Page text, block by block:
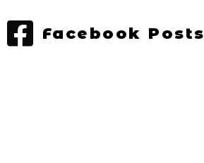
Facebook Posts